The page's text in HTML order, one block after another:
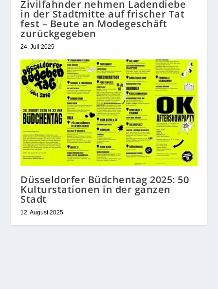
Zivilfahnder nehmen Ladendiebe
in der Stadtmitte auf frischer Tat
fest – Beute an Modegeschäft
zurückgegeben
24. Juli 2025
Düsseldorfer Büdchentag 2025: 50
Kulturstationen in der ganzen
Stadt
12. August 2025